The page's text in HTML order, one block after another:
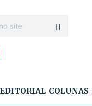
EDITORIAL COLUNAS